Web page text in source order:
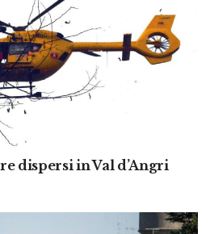
dispersi in Val d’Angri